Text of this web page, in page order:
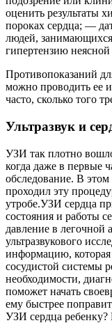
оценить результаты
пороках сердца; —
людей,
гипертензию
Противопоказаний
можно проводить ее
часто, сколько того
Ультразвук и
УЗИ так плотно
когда даже в первые
обследование. В
проходил эту
утробе.УЗИ сердца
состояния и работы
давление в легочной
ультразвукового
информацию, которая
сосудистой системы
необходимости,
поможет начать
ему быстрее
УЗИ сердца ребенку?